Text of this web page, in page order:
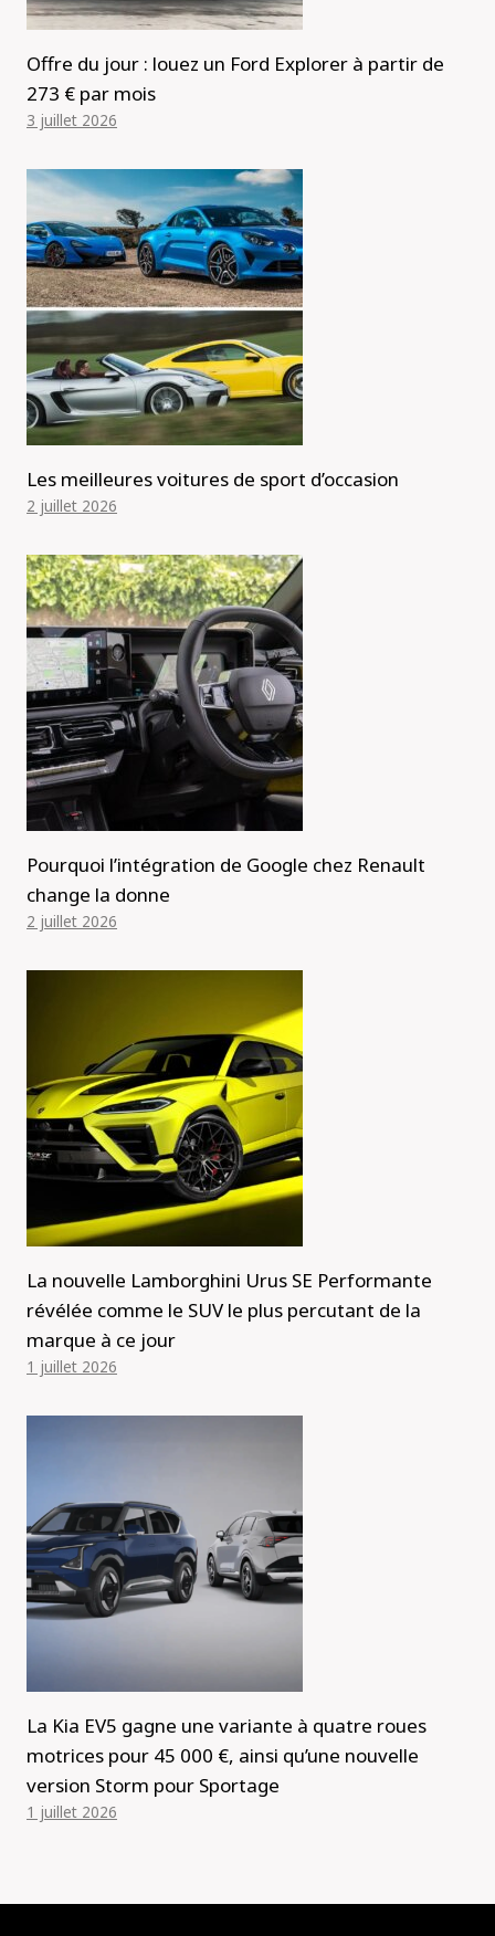
Offre du jour : louez un Ford Explorer à partir de
273 € par mois
3 juillet 2026
Les meilleures voitures de sport d’occasion
2 juillet 2026
Pourquoi l’intégration de Google chez Renault
change la donne
2 juillet 2026
La nouvelle Lamborghini Urus SE Performante
révélée comme le SUV le plus percutant de la
marque à ce jour
1 juillet 2026
La Kia EV5 gagne une variante à quatre roues
motrices pour 45 000 €, ainsi qu’une nouvelle
version Storm pour Sportage
1 juillet 2026